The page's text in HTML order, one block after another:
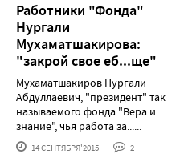
Работники "Фонда"
Нургали
Мухаматшакирова:
"закрой свое еб...ще"
Мухаматшакиров Нургали
Абдуллаевич, "президент" так
называемого фонда "Вера и
знание", чья работа за......
14 СЕНТЯБРЯ'2015 2